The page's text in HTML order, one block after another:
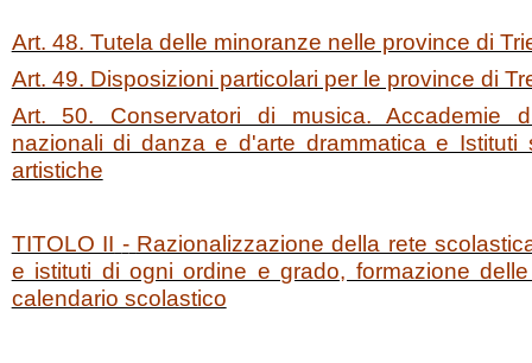
Art. 48. Tutela delle minoranze nelle province di
Art. 49. Disposizioni particolari per le province di
Art. 50. Conservatori di musica. Accademie
nazionali di danza e d'arte drammatica e Istituti
artistiche
TITOLO II - Razionalizzazione della rete
e istituti di ogni ordine e grado, formazione
calendario scolastico